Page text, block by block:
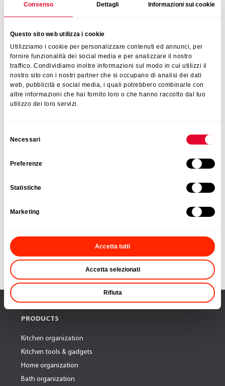
Consenso Dettagli Informazioni sui cookie
Questo sito web utilizza i cookie
Utilizziamo i cookie per personalizzare contenuti ed annunci, per
fornire funzionalità dei social media e per analizzare il nostro
traffico. Condividiamo inoltre informazioni sul modo in cui utilizzi il
nostro sito con i nostri partner che si occupano di analisi dei dati
web, pubblicità e social media, i quali potrebbero combinarle con
altre informazioni che hai fornito loro o che hanno raccolto dal tuo
utilizzo dei loro servizi.
Necessari
Preferenze
Statistiche
Marketing
Accetta tutti
Accetta selezionati
Rifiuta
holders
New
Item Nº: 252496 000
Set 2 induction hob
cooking & protective mats
Item Nº: 297633 000
Set 2 sponge scourers
New
Item Nº: 297522 000
New
New
New
Load more
PRODUCTS
Kitchen organization
Kitchen tools & gadgets
Home organization
Bath organization